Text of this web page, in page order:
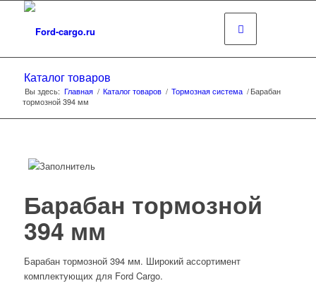
Каталог товаров
Вы здесь: Главная / Каталог товаров / Тормозная система / Барабан
тормозной 394 мм
Барабан тормозной
394 мм
Барабан тормозной 394 мм. Широкий ассортимент
комплектующих для Ford Cargo.